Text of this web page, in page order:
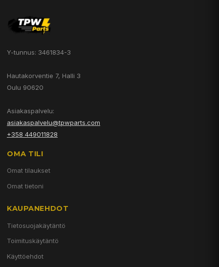
Y-tunnus: 3461834-3
Hautakorventie 7, Halli 3
Oulu 90620
Asiakaspalvelu:
asiakaspalvelu@tpwparts.com
+358 449011828
OMA TILI
Omat tilaukset
Omat tietoni
KAUPANEHDOT
Tietosuojakäytäntö
Toimituskäytäntö
Käyttöehdot